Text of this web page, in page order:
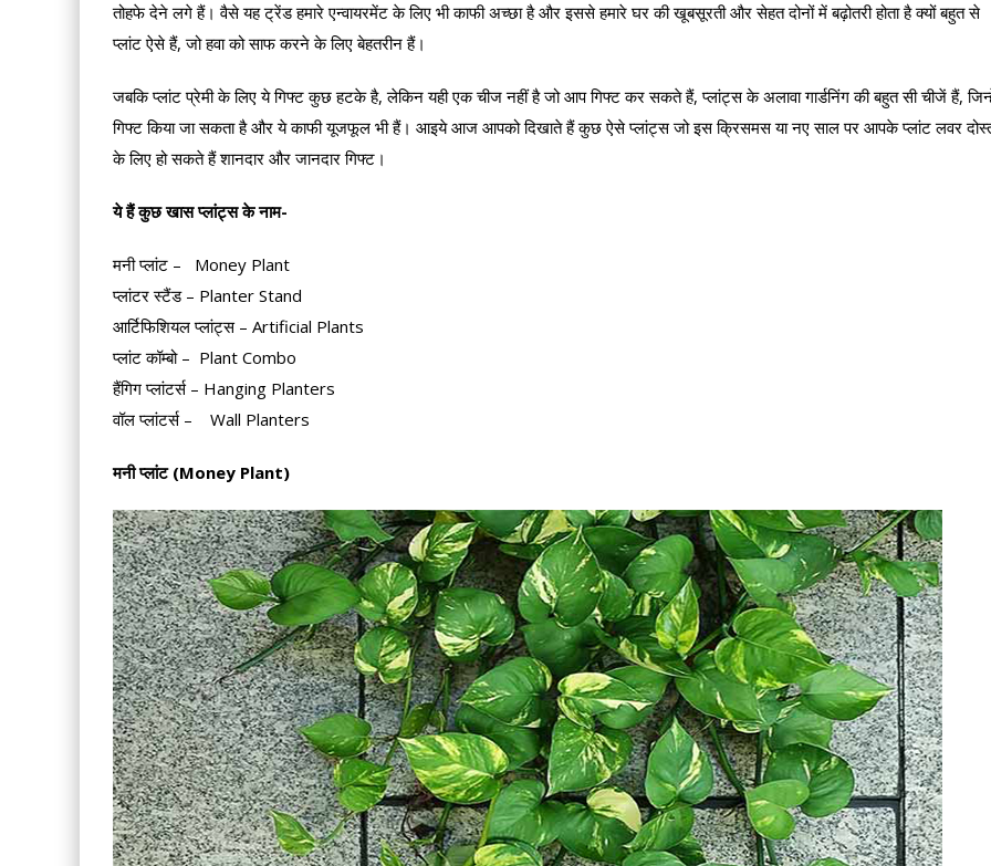
तोहफे देने लगे हैं। वैसे यह ट्रेंड हमारे एन्वायरमेंट के लिए भी काफी अच्छा है और इससे हमारे घर की खूबसूरती और सेहत दोनों में बढ़ोतरी होता है क्यों बहुत से
प्लांट ऐसे हैं, जो हवा को साफ करने के लिए बेहतरीन हैं।
जबकि प्लांट प्रेमी के लिए ये गिफ्ट कुछ हटके है, लेकिन यही एक चीज नहीं है जो आप गिफ्ट कर सकते हैं, प्लांट्स के अलावा गार्डनिंग की बहुत सी चीजें हैं,
गिफ्ट किया जा सकता है और ये काफी यूजफूल भी हैं। आइये आज आपको दिखाते हैं कुछ ऐसे प्लांट्स जो इस क्रिसमस या नए साल पर आपके प्लांट लवर
के लिए हो सकते हैं शानदार और जानदार गिफ्ट।
ये हैं कुछ खास प्लांट्स के नाम-
मनी प्लांट – Money Plant
प्लांटर स्टैंड – Planter Stand
आर्टिफिशियल प्लांट्स – Artificial Plants
प्लांट कॉम्बो – Plant Combo
हैंगिग प्लांटर्स – Hanging Planters
वॉल प्लांटर्स – Wall Planters
मनी प्लांट (Money Plant)